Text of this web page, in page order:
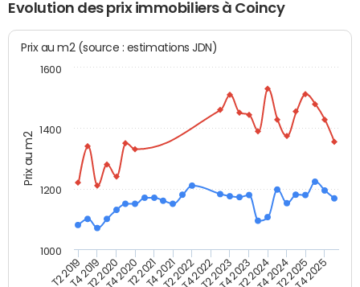
Evolution des prix immobiliers à Coincy
Prix au m2
Prix au m2 (source : estimations JDN)
T2 2019T4 2019T2 2020T4 2020T2 2021T4 2021T2 2022T4 2022T2 2023T4 2023T2 2024T4 2024T2 2025T4 2025
1000
1200
1400
1600